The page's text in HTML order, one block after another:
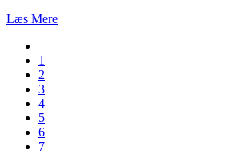
Læs Mere
1
2
3
4
5
6
7